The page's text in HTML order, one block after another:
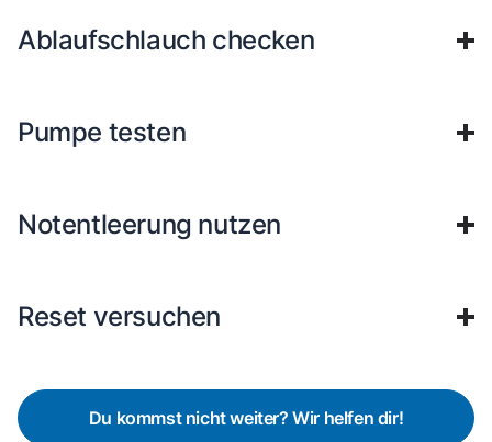
Ablaufschlauch checken
Pumpe testen
Notentleerung nutzen
Reset versuchen
Du kommst nicht weiter? Wir helfen dir!